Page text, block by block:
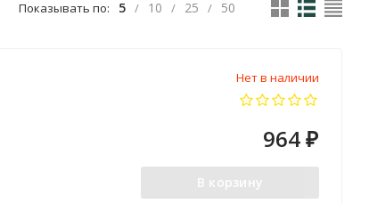
Показывать по: 5 / 10 / 25 / 50
Нет в наличии
964 ₽
В корзину